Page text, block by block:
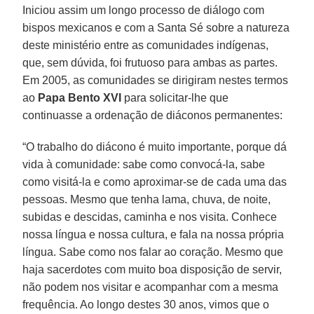
Iniciou assim um longo processo de diálogo com
bispos mexicanos e com a Santa Sé sobre a natureza
deste ministério entre as comunidades indígenas,
que, sem dúvida, foi frutuoso para ambas as partes.
Em 2005, as comunidades se dirigiram nestes termos
ao Papa Bento XVI para solicitar-lhe que
continuasse a ordenação de diáconos permanentes:
“O trabalho do diácono é muito importante, porque dá
vida à comunidade: sabe como convocá-la, sabe
como visitá-la e como aproximar-se de cada uma das
pessoas. Mesmo que tenha lama, chuva, de noite,
subidas e descidas, caminha e nos visita. Conhece
nossa língua e nossa cultura, e fala na nossa própria
língua. Sabe como nos falar ao coração. Mesmo que
haja sacerdotes com muito boa disposição de servir,
não podem nos visitar e acompanhar com a mesma
frequência. Ao longo destes 30 anos, vimos que o